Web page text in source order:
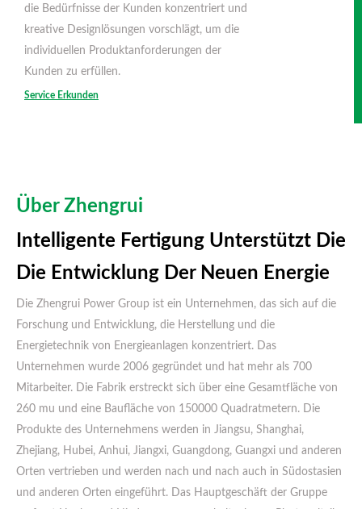
die Bedürfnisse der Kunden konzentriert und
kreative Designlösungen vorschlägt, um die
individuellen Produktanforderungen der
Kunden zu erfüllen.
Service Erkunden
Über Zhengrui
Intelligente Fertigung Unterstützt Die
Die Entwicklung Der Neuen Energie
Die Zhengrui Power Group ist ein Unternehmen, das sich auf die
Forschung und Entwicklung, die Herstellung und die
Energietechnik von Energieanlagen konzentriert. Das
Unternehmen wurde 2006 gegründet und hat mehr als 700
Mitarbeiter. Die Fabrik erstreckt sich über eine Gesamtfläche von
260 mu und eine Baufläche von 150000 Quadratmetern. Die
Produkte des Unternehmens werden in Jiangsu, Shanghai,
Zhejiang, Hubei, Anhui, Jiangxi, Guangdong, Guangxi und anderen
Orten vertrieben und werden nach und nach auch in Südostasien
und anderen Orten eingeführt. Das Hauptgeschäft der Gruppe